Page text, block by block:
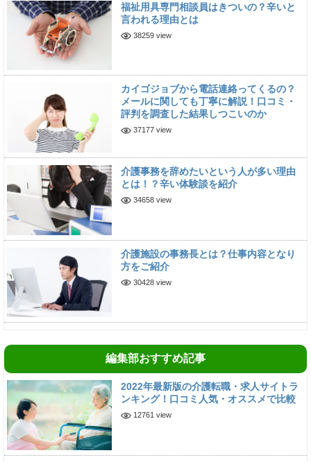
福祉用具専門相談員はきついの？辛いと
言われる理由とは
38259 view
カイゴジョブから電話連絡ってくるの？
メールに関しても丁寧に解説！口コミ・
評判を調査した結果しつこいのか
37177 view
介護事務を辞めたいという人が多い理由
とは！？辛い体験談を紹介
34658 view
介護施設の事務長とは？仕事内容となり
方をご紹介
30428 view
編集部おすすめ記事
2022年最新版の介護転職・求人サイトラ
ンキング！口コミ人気・オススメで比較
12761 view